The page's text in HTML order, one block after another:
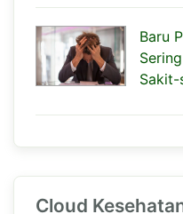
Baru
Sakit-
Cloud